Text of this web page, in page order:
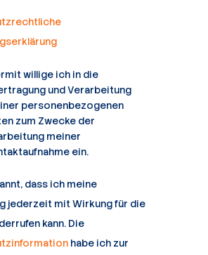
willige ich in die
und Verarbeitung
personenbezogenen
zum Zwecke der
meiner
ein.
dass ich meine
jederzeit mit Wirkung für die
kann. Die
habe ich zur